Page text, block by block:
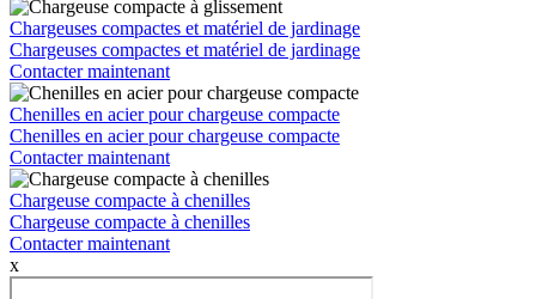
Chargeuses compactes et matériel de jardinage
Chargeuses compactes et matériel de jardinage
Contacter maintenant
Chenilles en acier pour chargeuse compacte
Chenilles en acier pour chargeuse compacte
Contacter maintenant
Chargeuse compacte à chenilles
Chargeuse compacte à chenilles
Contacter maintenant
x